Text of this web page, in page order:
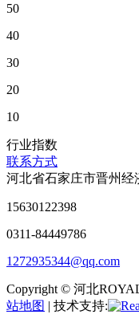
50
40
30
20
10
行业指数
联系方式
河北省石家庄市晋州经
15630122398
0311-84449786
1272935344@qq.com
Copyright © 河北
站地图 | 技术支持: